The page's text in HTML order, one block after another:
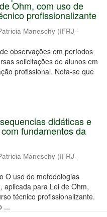
Ohm, com uso de
profissionalizante
Maneschy (IFRJ -
observações em períodos
solicitações de alunos em
profissional. Nota-se que
didáticas e
fundamentos da
Maneschy (IFRJ -
O uso de metodologias
aplicada para Lei de Ohm,
técnico profissionalizante.
...